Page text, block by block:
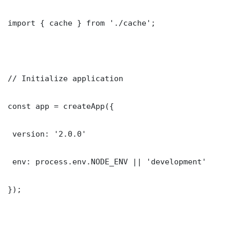
import { cache } from './cache';
// Initialize application
const app = createApp({
version: '2.0.0'
env: process.env.NODE_ENV || 'development'
});